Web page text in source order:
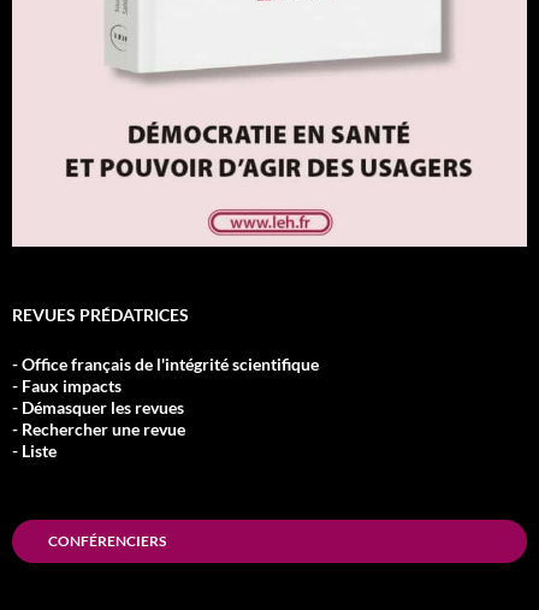
REVUES PRÉDATRICES
- Office français de l'intégrité scientifique
- Faux impacts
- Démasquer les revues
- Rechercher une revue
- Liste
CONFÉRENCIERS